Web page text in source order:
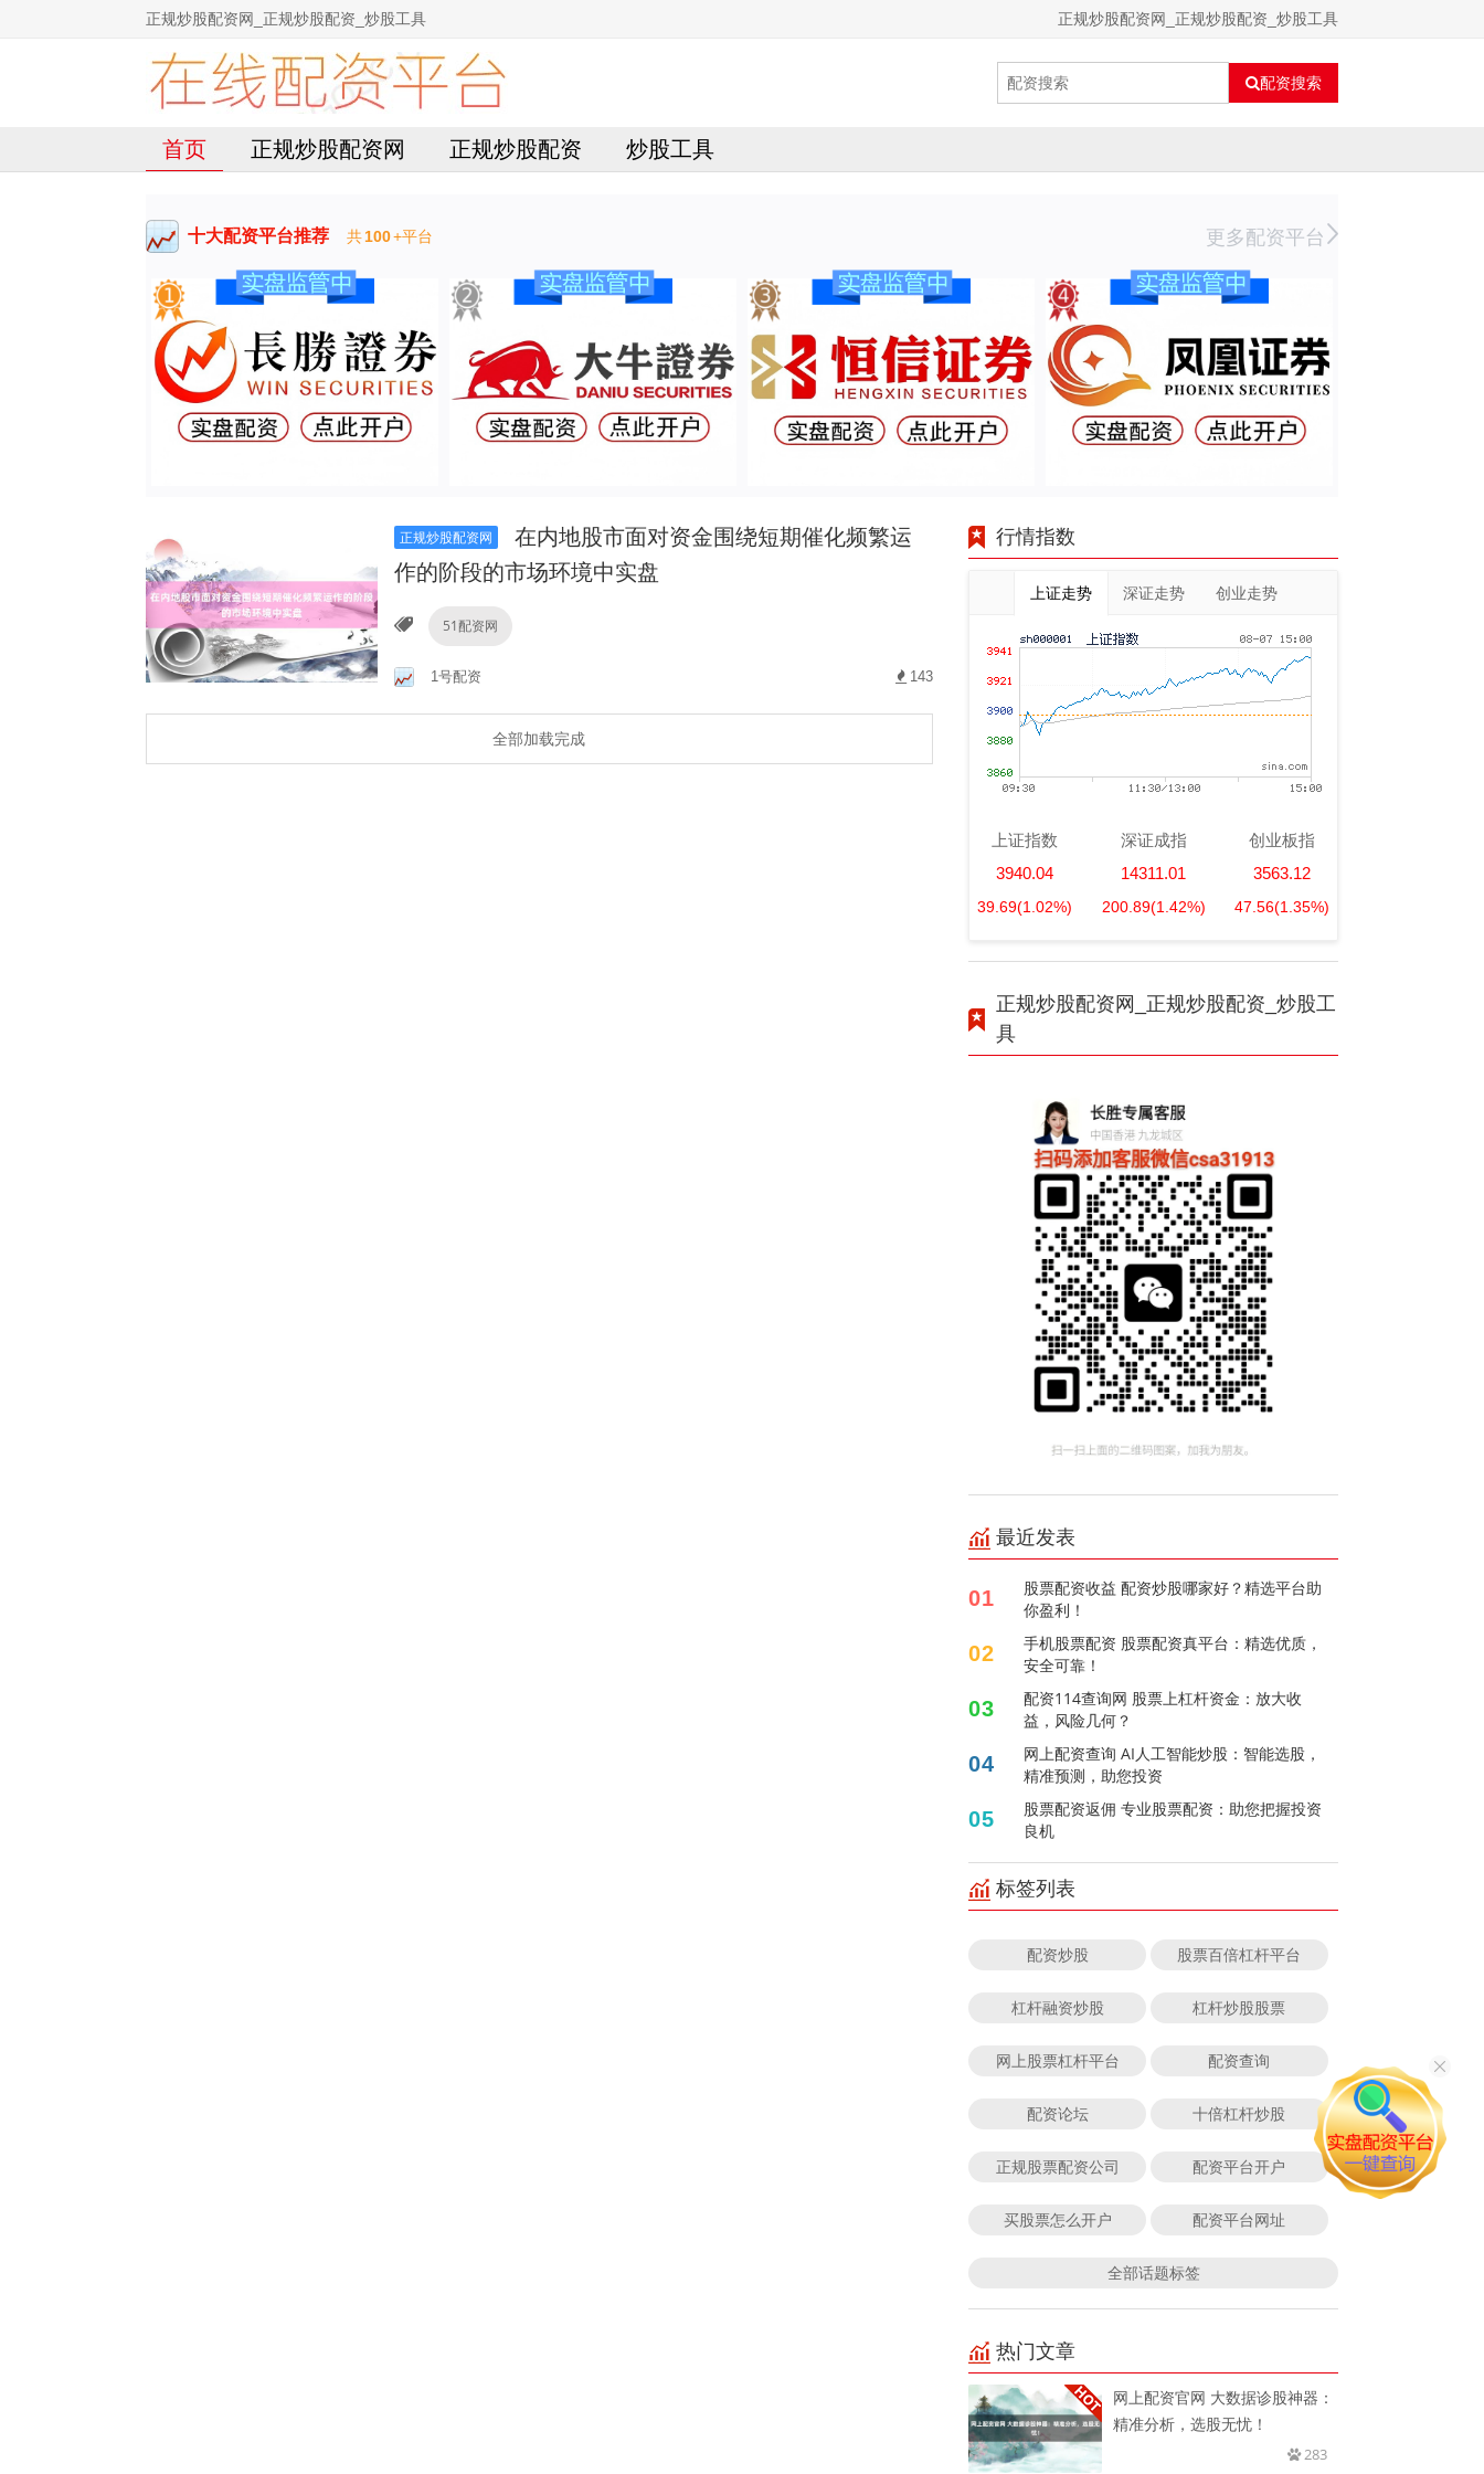
正规炒股配资网_正规炒股配资_炒股工具 正规炒股配资网_正规炒股配资_炒股工具
配资搜索
首页 正规炒股配资网 正规炒股配资 炒股工具
十大配资平台推荐 共100+平台 更多配资平台
正规炒股配资网
在内地股市面对资金围绕短期催化频繁运
作的阶段的市场环境中实盘
51配资网
1号配资 143
全部加载完成
行情指数
上证走势 深证走势 创业走势
上证指数
3940.04
39.69(1.02%)
深证成指
14311.01
200.89(1.42%)
创业板指
3563.12
47.56(1.35%)
正规炒股配资网_正规炒股配资_炒股工
具
最近发表
01
股票配资收益 配资炒股哪家好？精选平台助
你盈利！
02
手机股票配资 股票配资真平台：精选优质，
安全可靠！
03
配资114查询网 股票上杠杆资金：放大收
益，风险几何？
04
网上配资查询 AI人工智能炒股：智能选股，
精准预测，助您投资
05
股票配资返佣 专业股票配资：助您把握投资
良机
标签列表
配资炒股 股票百倍杠杆平台
杠杆融资炒股 杠杆炒股股票
网上股票杠杆平台 配资查询
配资论坛 十倍杠杆炒股
正规股票配资公司 配资平台开户
买股票怎么开户 配资平台网址
全部话题标签
热门文章
网上配资官网 大数据诊股神器：
精准分析，选股无忧！
283